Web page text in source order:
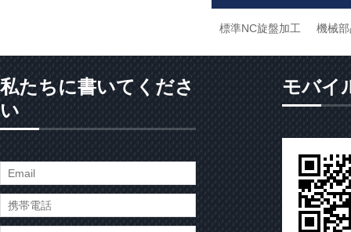
標準NC旋盤加工 機械
私たちに書いてくださ
い
モバイ